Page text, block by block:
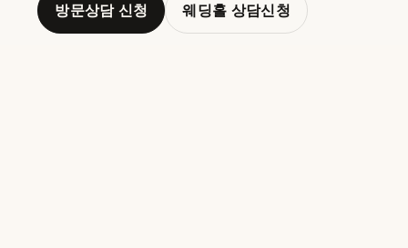
방문상담 신청 웨딩홀 상담신청